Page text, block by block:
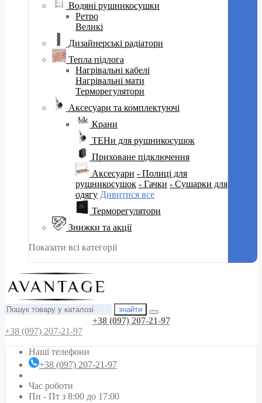
Водяні рушникосушки
Ретро
Великі
Дизайнерські радіатори
Тепла підлога
Нагрівальні кабелі
Нагрівальні мати
Терморегулятори
Аксесуари та комплектуючі
Крани
ТЕНи для рушникосушок
Приховане підключення
Аксесуари - Полиці для
рушникосушок - Гачки - Сушарки для
одягу Дивитися все
Терморегулятори
Знижки та акції
Показати всі категорії
знайти
+38 (097) 207-21-97
+38 (097) 207-21-97
Наші телефони
+38 (097) 207-21-97
Час роботи
Пн - Пт з 8:00 до 17:00